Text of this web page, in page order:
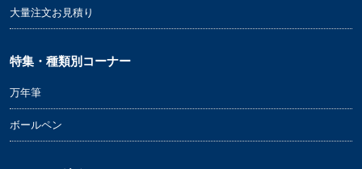
大量注文お見積り
特集・種類別コーナー
万年筆
ボールペン